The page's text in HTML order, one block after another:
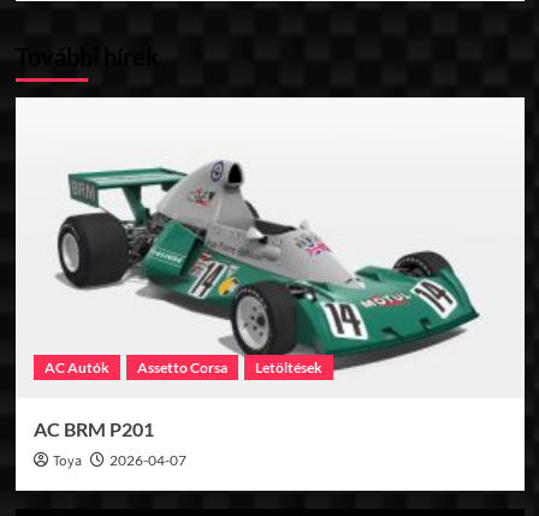
AC Autók Assetto Corsa Letöltések
AC BRM P201
Toya 2026-04-07